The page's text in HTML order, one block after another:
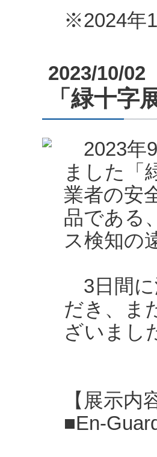
※2024年
2023/10/02
「緑十
2023年9
ました「
業者の安
品である
ス検知の
3日間に
だき、ま
ざいまし
【展示内
■En-